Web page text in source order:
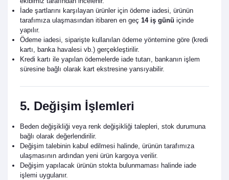
İade şartlarını karşılayan ürünler için ödeme iadesi, ürünün
tarafımıza ulaşmasından itibaren en geç 14 iş günü içinde
yapılır.
Ödeme iadesi, siparişte kullanılan ödeme yöntemine göre (kredi
kartı, banka havalesi vb.) gerçekleştirilir.
Kredi kartı ile yapılan ödemelerde iade tutarı, bankanın işlem
süresine bağlı olarak kart ekstresine yansıyabilir.
5. Değişim İşlemleri
Beden değişikliği veya renk değişikliği talepleri, stok durumuna
bağlı olarak değerlendirilir.
Değişim talebinin kabul edilmesi halinde, ürünün tarafımıza
ulaşmasının ardından yeni ürün kargoya verilir.
Değişim yapılacak ürünün stokta bulunmaması halinde iade
işlemi uygulanır.